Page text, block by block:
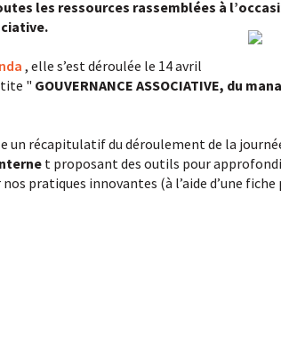
les ressources rassemblées à
, elle s’est déroulée le 14 avril
tite " GOUVERNANCE ASSOCIATIVE, du
un récapitulatif du déroulement de la
t proposant des outils pour
pratiques innovantes (à l’aide d’une